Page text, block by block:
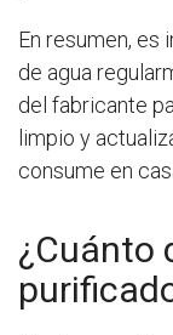
En resumen, es
de agua
del fabricante
limpio y
consume en
¿Cuánto